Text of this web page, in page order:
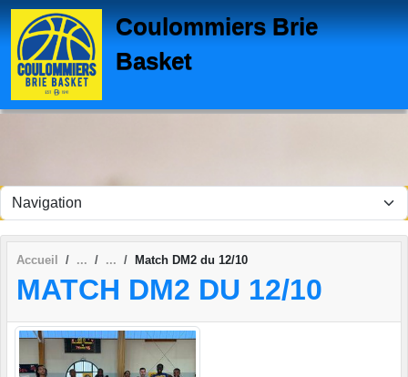
Coulommiers Brie
Basket
Accueil Match DM2 du 12/10
MATCH DM2 DU 12/10
Panneau de gestion des cookies